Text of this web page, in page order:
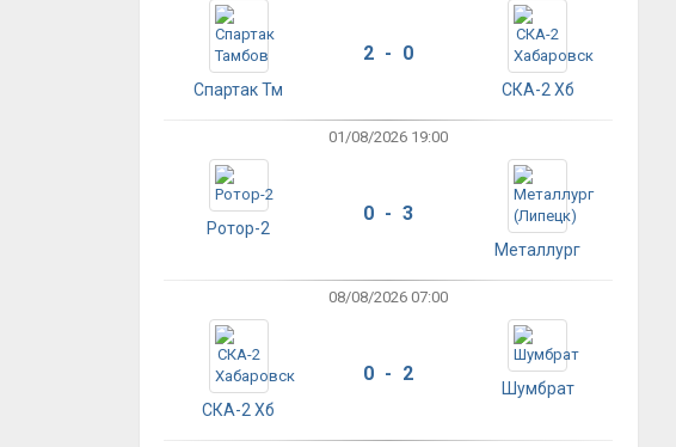
Спартак Тм
2 - 0
СКА-2 Хб
01/08/2026 19:00
Ротор-2
0 - 3
Металлург
08/08/2026 07:00
СКА-2 Хб
0 - 2
Шумбрат